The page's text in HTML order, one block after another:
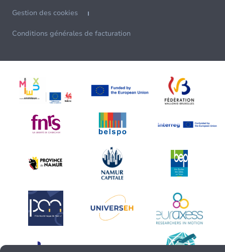
Gestion des cookies
Conditions générales de facturation